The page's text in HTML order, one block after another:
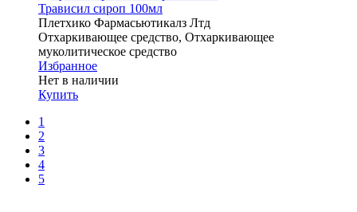
Трависил сироп 100мл
Плетхико Фармасьютикалз Лтд
Отхаркивающее средство, Отхаркивающее
муколитическое средство
Избранное
Нет в наличии
Купить
1
2
3
4
5